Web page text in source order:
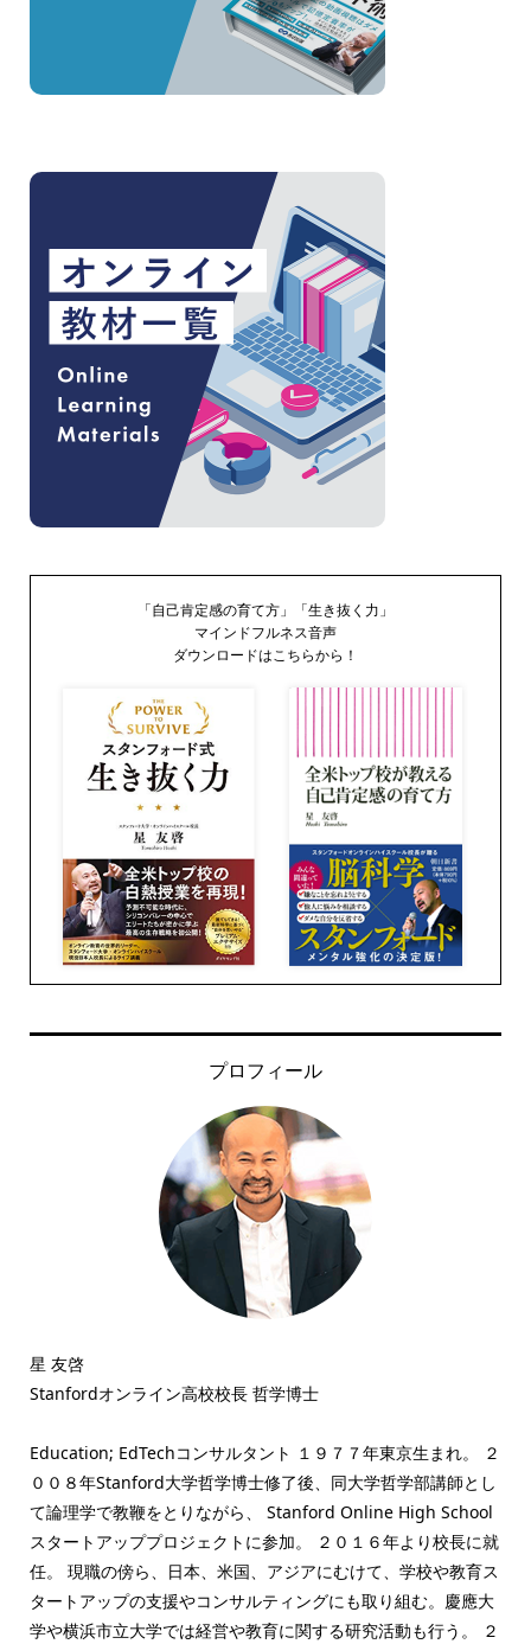
「自己肯定感の育て方」「生き抜く力」
マインドフルネス音声
ダウンロードはこちらから！
プロフィール
星 友啓
Stanfordオンライン高校校長 哲学博士
Education; EdTechコンサルタント １９７７年東京生まれ。 ２
００８年Stanford大学哲学博士修了後、同大学哲学部講師とし
て論理学で教鞭をとりながら、 Stanford Online High School
スタートアッププロジェクトに参加。 ２０１６年より校長に就
任。 現職の傍ら、日本、米国、アジアにむけて、学校や教育ス
タートアップの支援やコンサルティングにも取り組む。慶應大
学や横浜市立大学では経営や教育に関する研究活動も行う。 ２